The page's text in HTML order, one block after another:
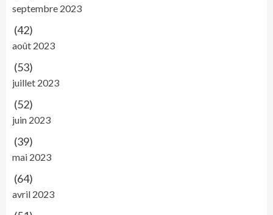
septembre 2023
(42)
août 2023
(53)
juillet 2023
(52)
juin 2023
(39)
mai 2023
(64)
avril 2023